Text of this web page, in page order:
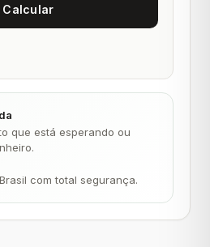
que está esperando ou
com total segurança.